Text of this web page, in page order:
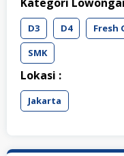
D3 D4 Fresh
SMK
Lokasi :
Jakarta